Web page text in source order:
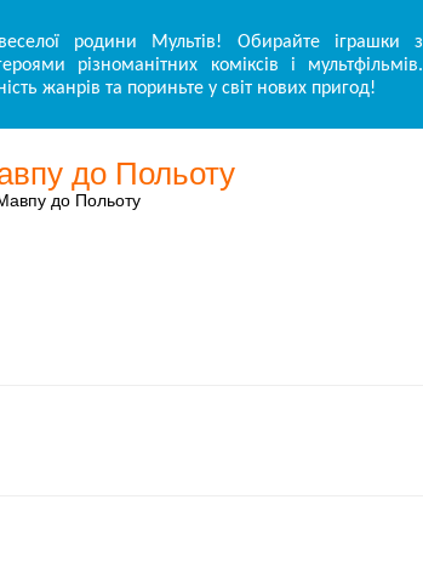
родини Мультів! Обирайте іграшки з
різноманітних коміксів і мультфільмів.
жанрів та пориньте у світ нових пригод!
до Польоту
до Польоту